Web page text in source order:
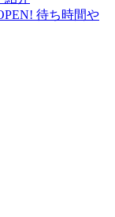
待ち時間や